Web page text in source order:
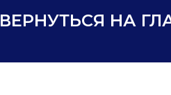
ВЕРНУТЬСЯ НА